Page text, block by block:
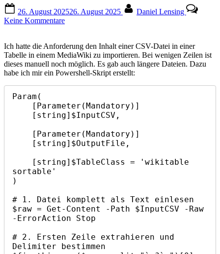
on
26. August 202526. August 2025
Daniel Lensing
Keine Kommentarezu
Datei
in
MediaWiki-
Tabelle
Ich hatte die Anforderung den Inhalt einer CSV-Datei in einer
Tabelle in einem MediaWiki zu importieren. Bei wenigen Zeilen ist
dieses manuell noch möglich. Es gab auch längere Dateien. Dazu
habe ich mir ein Powershell-Skript erstellt:
Param(
sortable'
)
# 1. Datei komplett als Text einlesen
$raw = Get-Content -Path $InputCSV -Raw
-ErrorAction Stop
# 2. Ersten Zeile extrahieren und
Delimiter bestimmen